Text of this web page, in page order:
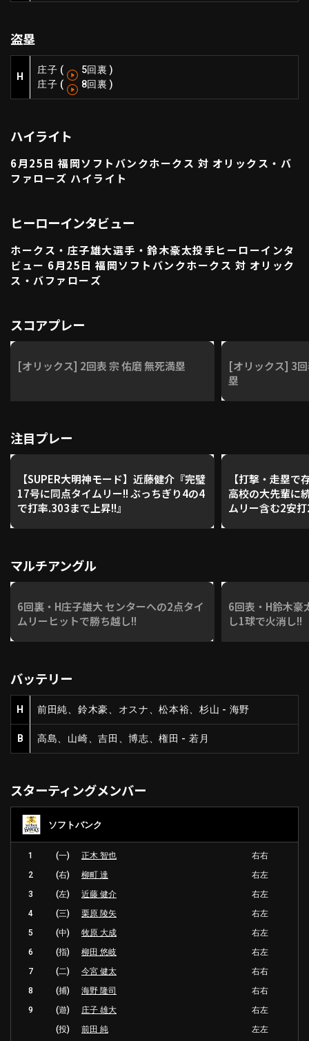
利用規約
運営会社（別ウィンドウで開く） よくある質問
動画を検索（選手・チーム・プレー内容…）
盗塁
H
庄子 ( 5回裏 )
庄子 ( 8回裏 )
ハイライト
6月25日 福岡ソフトバンクホークス 対 オリックス・バ
ファローズ ハイライト
ヒーローインタビュー
ホークス・庄子雄大選手・鈴木豪太投手ヒーローインタ
ビュー 6月25日 福岡ソフトバンクホークス 対 オリック
ス・バファローズ
スコアプレー
[オリックス] 2回表 宗 佑磨 無死満塁
[オリックス] 3
塁
注目プレー
【SUPER大明神モード】近藤健介『完璧
17号に同点タイムリー!! ぶっちぎり4の4
で打率.303まで上昇!!』
【打撃・走塁で
高校の大先輩に
ムリー含む2安
マルチアングル
6回裏・H庄子雄大 センターへの2点タイ
ムリーヒットで勝ち越し!!
6回表・H鈴木豪
し1球で火消し!!
バッテリー
H 前田純、鈴木豪、オスナ、松本裕、杉山 - 海野
B 高島、山崎、吉田、博志、権田 - 若月
スターティングメンバー
ソフトバンク
1 (一) 正木 智也
右右
2
(右) 柳町 達
右左
3
(左) 近藤 健介
右左
4
(三) 栗原 陵矢
右左
5
(中) 牧原 大成
右左
6
(指) 柳田 悠岐
右左
7
(二) 今宮 健太
右右
8
(捕) 海野 隆司
右右
9
(遊) 庄子 雄大
右左
(投)
前田 純 左左